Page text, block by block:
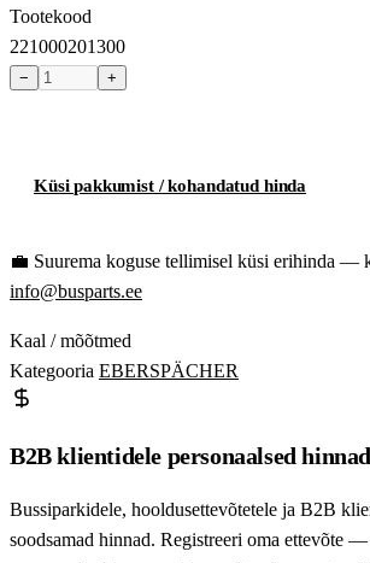
Tootekood
221000201300
− +
Küsi pakkumist / kohandatud hinda
💼 Suurema koguse tellimisel küsi erihinda —
info@busparts.ee
Kaal / mõõtmed
Kategooria EBERSPÄCHER
B2B klientidele personaalsed hinnad
Bussiparkidele, hooldusettevõtetele ja B2B
soodsamad hinnad. Registreeri oma ettevõte